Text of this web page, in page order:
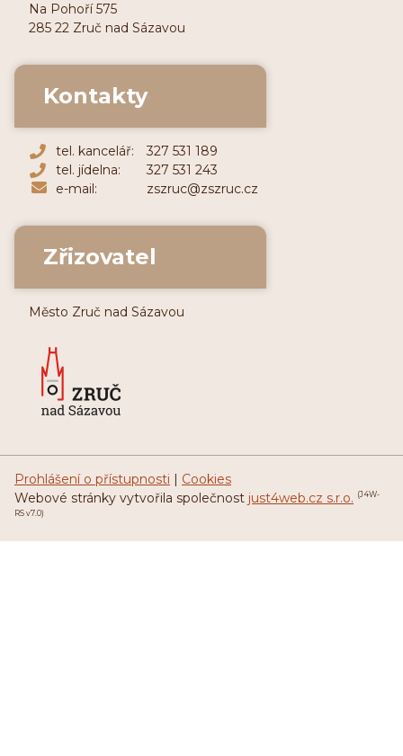
Na Pohoří 575
285 22 Zruč nad Sázavou
Kontakty
tel. kancelář:
327 531 189
tel. jídelna:
327 531 243
e-mail:
zszruc@zszruc.cz
Zřizovatel
Město Zruč nad Sázavou
Prohlášení o přístupnosti
Cookies
Webové stránky vytvořila společnost just4web.cz s.r.o. (J4W-
RS v7.0)